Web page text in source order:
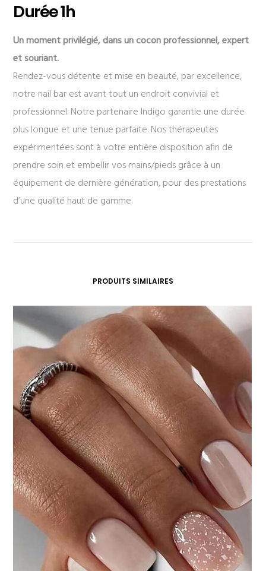
Durée 1h
Un moment privilégié, dans un cocon professionnel, expert
et souriant.
Rendez-vous détente et mise en beauté, par excellence,
notre nail bar est avant tout un endroit convivial et
professionnel. Notre partenaire Indigo garantie une durée
plus longue et une tenue parfaite. Nos thérapeutes
expérimentées sont à votre entière disposition afin de
prendre soin et embellir vos mains/pieds grâce à un
équipement de dernière génération, pour des prestations
d’une qualité haut de gamme.
PRODUITS SIMILAIRES